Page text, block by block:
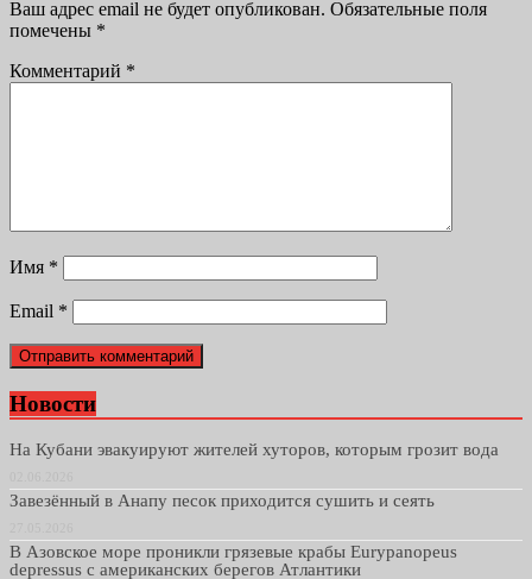
Ваш адрес email не будет опубликован. Обязательные поля
помечены *
Комментарий *
Имя *
Email *
Новости
На Кубани эвакуируют жителей хуторов, которым грозит вода
Завезённый в Анапу песок приходится сушить и сеять
В Азовское море проникли грязевые крабы Eurypanopeus
depressus с американских берегов Атлантики